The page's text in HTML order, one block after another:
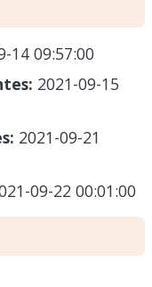
14 09:57:00
2021-09-15
2021-09-21
09-22 00:01:00